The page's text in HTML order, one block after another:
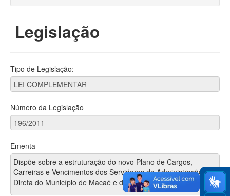
Convênios
Controle Social
Legislação
Tipo de Legislação:
Número da Legislação
Ementa
Dispõe sobre a estruturação do novo Plano de Cargos,
Carreiras e Vencimentos dos Servidores da Administração
Direta do Município de Macaé e dá outras providências.